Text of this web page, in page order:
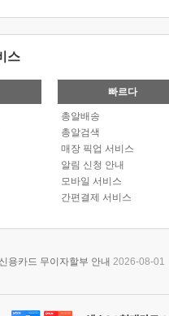
스
빠르다
총알배송
총알검색
매장 픽업 서비스
알림 신청 안내
모바일 서비스
간편결제 서비스
용카드 무이자할부 안내 2026-08-01